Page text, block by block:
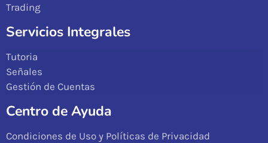
Trading
Servicios Integrales
Tutoria
Señales
Gestión de Cuentas
Centro de Ayuda
Condiciones de Uso y Políticas de Privacidad